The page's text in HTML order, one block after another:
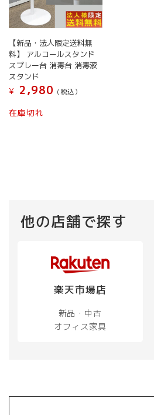
【新品・法人限定送料無
料】 アルコールスタンド
スプレー台 消毒台 消毒液
スタンド
¥ 2,980 (税込）
在庫切れ
他の店舗で探す
楽天市場店
新品・中古
オフィス家具